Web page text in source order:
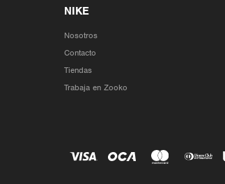
Nosotros
Contacto
Tiendas
Trabaja en Zooko